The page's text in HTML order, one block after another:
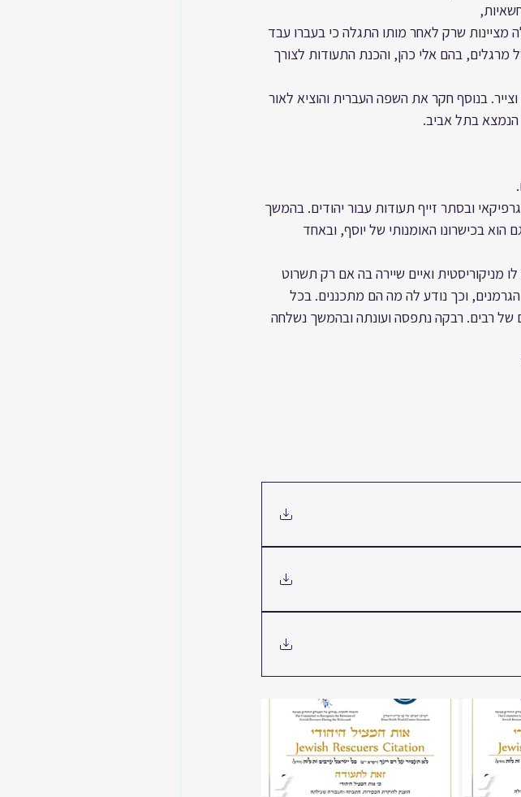
מציינות שרק לאחר מותו התגלה כי בעברו עבד
מרגלים, בהם אלי כהן, והכנת התעודות לצורך
בנוסף חקר את השפה העברית והוציא לאור
הנמצא בתל אביב.
ובסתר זייף תעודות עבור יהודים. בהמשך
בכישרונו האומנותי של יוסף, ובאחד
ואיים שיירה בה אם רק תשרוט
וכך נודע לה מה הם מתכננים. בכל
של רבים. רבקה נתפסה ועונתה ובהמשך נשלחה